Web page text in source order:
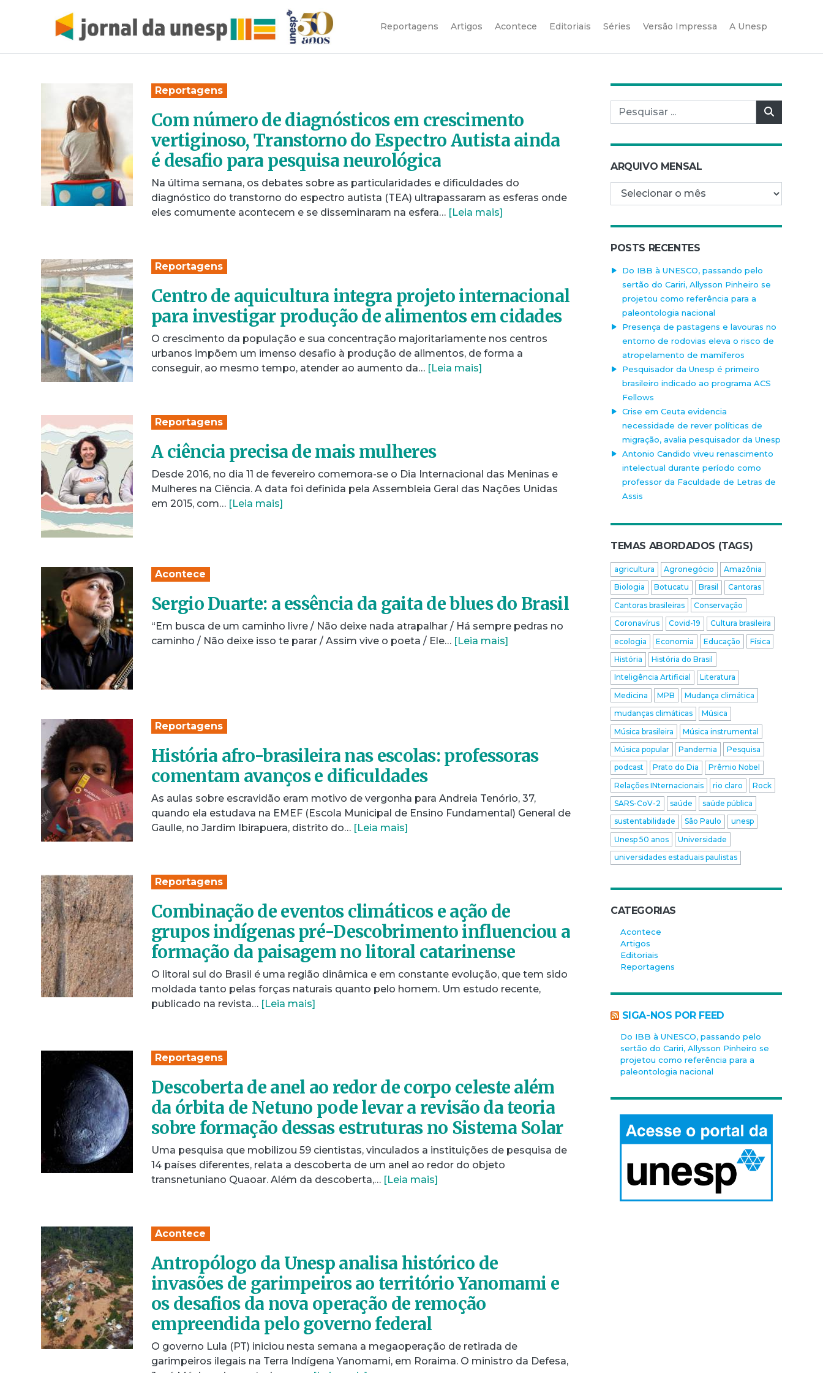
Reportagens Artigos Acontece Editoriais Séries Versão Impressa A Unesp
Reportagens
Com número de diagnósticos em crescimento
vertiginoso, Transtorno do Espectro Autista ainda
é desafio para pesquisa neurológica
Na última semana, os debates sobre as particularidades e dificuldades do
diagnóstico do transtorno do espectro autista (TEA) ultrapassaram as esferas onde
eles comumente acontecem e se disseminaram na esfera… [Leia mais]
Reportagens
Centro de aquicultura integra projeto internacional
para investigar produção de alimentos em cidades
O crescimento da população e sua concentração majoritariamente nos centros
urbanos impõem um imenso desafio à produção de alimentos, de forma a
conseguir, ao mesmo tempo, atender ao aumento da… [Leia mais]
Reportagens
A ciência precisa de mais mulheres
Desde 2016, no dia 11 de fevereiro comemora-se o Dia Internacional das Meninas e
Mulheres na Ciência. A data foi definida pela Assembleia Geral das Nações Unidas
em 2015, com… [Leia mais]
Acontece
Sergio Duarte: a essência da gaita de blues do Brasil
“Em busca de um caminho livre / Não deixe nada atrapalhar / Há sempre pedras no
caminho / Não deixe isso te parar / Assim vive o poeta / Ele… [Leia mais]
Reportagens
História afro-brasileira nas escolas: professoras
comentam avanços e dificuldades
As aulas sobre escravidão eram motivo de vergonha para Andreia Tenório, 37,
quando ela estudava na EMEF (Escola Municipal de Ensino Fundamental) General de
Gaulle, no Jardim Ibirapuera, distrito do… [Leia mais]
Reportagens
Combinação de eventos climáticos e ação de
grupos indígenas pré-Descobrimento influenciou a
formação da paisagem no litoral catarinense
O litoral sul do Brasil é uma região dinâmica e em constante evolução, que tem sido
moldada tanto pelas forças naturais quanto pelo homem. Um estudo recente,
publicado na revista… [Leia mais]
Reportagens
Descoberta de anel ao redor de corpo celeste além
da órbita de Netuno pode levar a revisão da teoria
sobre formação dessas estruturas no Sistema Solar
Uma pesquisa que mobilizou 59 cientistas, vinculados a instituições de pesquisa de
14 países diferentes, relata a descoberta de um anel ao redor do objeto
transnetuniano Quaoar. Além da descoberta,… [Leia mais]
Acontece
Antropólogo da Unesp analisa histórico de
invasões de garimpeiros ao território Yanomami e
os desafios da nova operação de remoção
empreendida pelo governo federal
O governo Lula (PT) iniciou nesta semana a megaoperação de retirada de
garimpeiros ilegais na Terra Indígena Yanomami, em Roraima. O ministro da Defesa,
Pesquisar por:
ARQUIVO MENSAL
Arquivo mensal
POSTS RECENTES
Do IBB à UNESCO, passando pelo
sertão do Cariri, Allysson Pinheiro se
projetou como referência para a
paleontologia nacional
Presença de pastagens e lavouras no
entorno de rodovias eleva o risco de
atropelamento de mamíferos
Pesquisador da Unesp é primeiro
brasileiro indicado ao programa ACS
Fellows
Crise em Ceuta evidencia
necessidade de rever políticas de
migração, avalia pesquisador da Unesp
Antonio Candido viveu renascimento
intelectual durante período como
professor da Faculdade de Letras de
Assis
TEMAS ABORDADOS (TAGS)
agricultura Agronegócio
Amazônia
Biologia
Botucatu Brasil
Cantoras
Cantoras brasileiras
Conservação
Coronavírus
Covid-19
Cultura brasileira
ecologia
Economia Educação
Física
História
História do Brasil
Inteligência Artificial
Literatura
Medicina
MPB
Mudança climática
mudanças climáticas
Música
Música brasileira
Música instrumental
Música popular
Pandemia
Pesquisa
podcast
Prato do Dia
Prêmio Nobel
Relações INternacionais
rio claro
Rock
SARS-CoV-2
saúde
saúde pública
sustentabilidade
São Paulo
unesp
Unesp 50 anos
Universidade
universidades estaduais paulistas
CATEGORIAS
Acontece
Artigos
Editoriais
Reportagens
SIGA-NOS POR FEED
Do IBB à UNESCO, passando pelo
sertão do Cariri, Allysson Pinheiro se
projetou como referência para a
paleontologia nacional